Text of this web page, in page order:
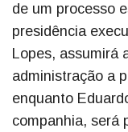
de um processo
presidência
Lopes, assumirá
administração a
enquanto
companhia, será